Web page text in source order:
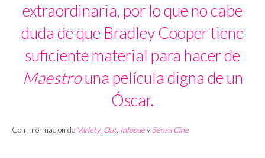
extraordinaria, por lo que no cabe
duda de que Bradley Cooper tiene
suficiente material para hacer de
Maestrouna película digna de un
Óscar.
Con información de Variety, Out, Infobaey Sensa Cine